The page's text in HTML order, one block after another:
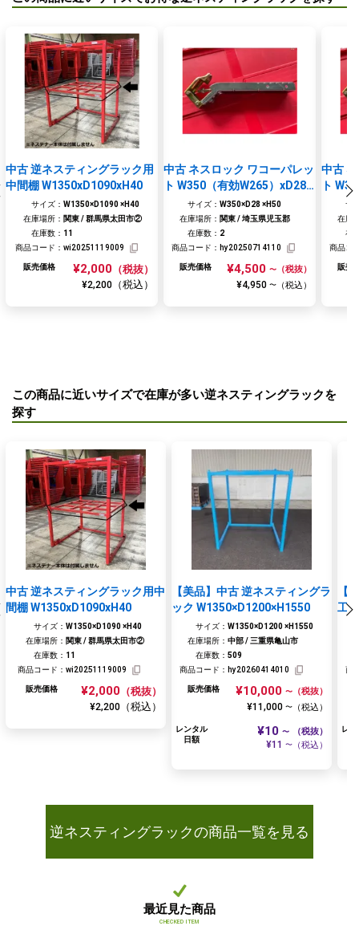
中古 逆ネスティングラック用
中間棚 W1350xD1090xH40
サイズ： W1350×D1090 ×H40
在庫場所： 関東 / 群馬県太田市②
在庫数： 11
商品コード： wi20251119009
販売価格 ¥2,000 （税抜）
¥2,200 （税込）
中古 ネスロック ワコーパレッ
ト W350（有効W265）xD28x
H50 4本セット
サイズ： W350×D28 ×H50
在庫場所： 関東 / 埼玉県児玉郡
在庫数： 2
商品コード： hy20250714110
販売価格 ¥4,500 〜 （税抜）
¥4,950 〜 （税込）
中古
ト
H50 4
サ
在庫
在
商品コ
販売
この商品に近いサイズで在庫が多い逆ネスティングラックを
探す
中古 逆ネスティングラック用中
間棚 W1350xD1090xH40
サイズ： W1350×D1090 ×H40
在庫場所： 関東 / 群馬県太田市②
在庫数： 11
商品コード： wi20251119009
販売価格 ¥2,000 （税抜）
¥2,200 （税込）
【美品】中古 逆ネスティングラ
ック W1350×D1200×H1550
サイズ： W1350×D1200 ×H1550
在庫場所： 中部 / 三重県亀山市
在庫数： 509
商品コード： hy20260414010
販売価格 ¥10,000 〜 （税抜）
¥11,000 〜 （税込）
レンタル
日額
¥10 〜 （税抜）
¥11 〜 （税込）
【
工
商
レ
逆ネスティングラックの商品一覧を見る
最近見た商品
CHECKED ITEM
お買い物を続ける